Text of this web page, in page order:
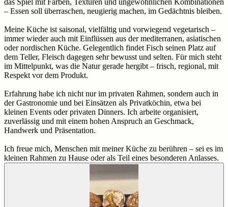
das Spiel mit Farben, Texturen und ungewöhnlichen Kombinationen
– Essen soll überraschen, neugierig machen, im Gedächtnis bleiben.
Meine Küche ist saisonal, vielfältig und vorwiegend vegetarisch –
immer wieder auch mit Einflüssen aus der mediterranen, asiatischen
oder nordischen Küche. Gelegentlich findet Fisch seinen Platz auf
dem Teller, Fleisch dagegen sehr bewusst und selten. Für mich steht
im Mittelpunkt, was die Natur gerade hergibt – frisch, regional, mit
Respekt vor dem Produkt.
Erfahrung habe ich nicht nur im privaten Rahmen, sondern auch in
der Gastronomie und bei Einsätzen als Privatköchin, etwa bei
kleinen Events oder privaten Dinners. Ich arbeite organisiert,
zuverlässig und mit einem hohen Anspruch an Geschmack,
Handwerk und Präsentation.
Ich freue mich, Menschen mit meiner Küche zu berühren – sei es im
kleinen Rahmen zu Hause oder als Teil eines besonderen Anlasses.